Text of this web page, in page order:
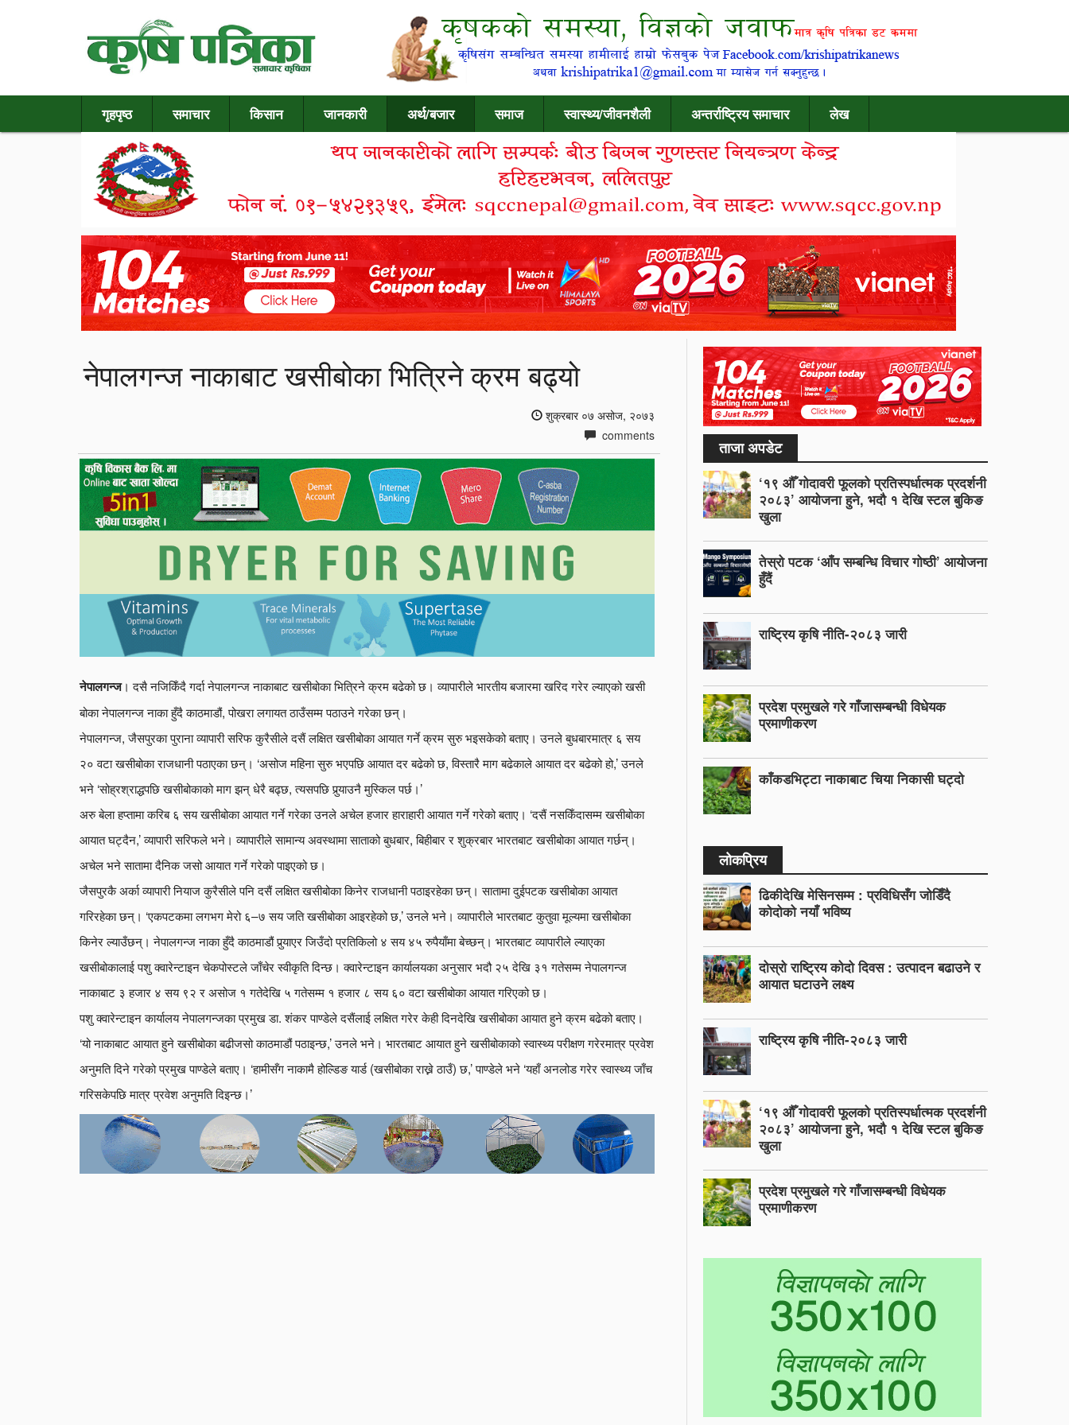
गृहपृष्ठ समाचार किसान जानकारी अर्थ/बजार समाज स्वास्थ्य/जीवनशैली अन्तर्राष्ट्रिय समाचार लेख
नेपालगन्ज नाकाबाट खसीबोका भित्रिने क्रम बढ्यो
शुक्रबार ०७ असोज, २०७३
comments
नेपालगन्ज। दसै नजिकिँदै गर्दा नेपालगन्ज नाकाबाट खसीबोका भित्रिने क्रम बढेको छ। व्यापारीले भारतीय बजारमा खरिद गरेर ल्याएको खसी
बोका नेपालगन्ज नाका हुँदै काठमाडौं, पोखरा लगायत ठाउँसम्म पठाउने गरेका छन्।
नेपालगन्ज, जैसपुरका पुराना व्यापारी सरिफ कुरैसीले दसैं लक्षित खसीबोका आयात गर्ने क्रम सुरु भइसकेको बताए। उनले बुधबारमात्र ६ सय
२० वटा खसीबोका राजधानी पठाएका छन्। ‘असोज महिना सुरु भएपछि आयात दर बढेको छ, विस्तारै माग बढेकाले आयात दर बढेको हो,’ उनले
भने ‘सोह्रश्राद्धपछि खसीबोकाको माग झन् धेरै बढ्छ, त्यसपछि पुर्‍याउनै मुस्किल पर्छ।’
अरु बेला हप्तामा करिब ६ सय खसीबोका आयात गर्ने गरेका उनले अचेल हजार हाराहारी आयात गर्ने गरेको बताए। ‘दसैं नसकिँदासम्म खसीबोका
आयात घट्दैन,’ व्यापारी सरिफले भने। व्यापारीले सामान्य अवस्थामा साताको बुधबार, बिहीबार र शुक्रबार भारतबाट खसीबोका आयात गर्छन्।
अचेल भने सातामा दैनिक जसो आयात गर्ने गरेको पाइएको छ।
जैसपुरकै अर्का व्यापारी नियाज कुरैसीले पनि दसैं लक्षित खसीबोका किनेर राजधानी पठाइरहेका छन्। सातामा दुईपटक खसीबोका आयात
गरिरहेका छन्। ‘एकपटकमा लगभग मेरो ६–७ सय जति खसीबोका आइरहेको छ,’ उनले भने। व्यापारीले भारतबाट कुतुवा मूल्यमा खसीबोका
किनेर ल्याउँछन्। नेपालगन्ज नाका हुँदै काठमाडौं पुर्‍याएर जिउँदो प्रतिकिलो ४ सय ४५ रुपैयाँमा बेच्छन्। भारतबाट व्यापारीले ल्याएका
खसीबोकालाई पशु क्वारेन्टाइन चेकपोस्टले जाँचेर स्वीकृति दिन्छ। क्वारेन्टाइन कार्यालयका अनुसार भदौ २५ देखि ३१ गतेसम्म नेपालगन्ज
नाकाबाट ३ हजार ४ सय ९२ र असोज १ गतेदेखि ५ गतेसम्म १ हजार ८ सय ६० वटा खसीबोका आयात गरिएको छ।
पशु क्वारेन्टाइन कार्यालय नेपालगन्जका प्रमुख डा. शंकर पाण्डेले दसैंलाई लक्षित गरेर केही दिनदेखि खसीबोका आयात हुने क्रम बढेको बताए।
‘यो नाकाबाट आयात हुने खसीबोका बढीजसो काठमाडौं पठाइन्छ,’ उनले भने। भारतबाट आयात हुने खसीबोकाको स्वास्थ्य परीक्षण गरेरमात्र प्रवेश
अनुमति दिने गरेको प्रमुख पाण्डेले बताए। ‘हामीसँग नाकामै होल्डिङ यार्ड (खसीबोका राख्ने ठाउँ) छ,’ पाण्डेले भने ‘यहाँ अनलोड गरेर स्वास्थ्य जाँच
गरिसकेपछि मात्र प्रवेश अनुमति दिइन्छ।’
ताजा अपडेट
‘१९ औँ गोदावरी फूलको प्रतिस्पर्धात्मक प्रदर्शनी
२०८३’ आयोजना हुने, भदौ १ देखि स्टल बुकिङ
खुला
तेस्रो पटक ‘आँप सम्बन्धि विचार गोष्ठी’ आयोजना
हुँदैं
राष्ट्रिय कृषि नीति-२०८३ जारी
प्रदेश प्रमुखले गरे गाँजासम्बन्धी विधेयक
प्रमाणीकरण
काँकडभिट्टा नाकाबाट चिया निकासी घट्दो
लोकप्रिय
ढिकीदेखि मेसिनसम्म : प्रविधिसँग जोडिँदै
कोदोको नयाँ भविष्य
दोस्रो राष्ट्रिय कोदो दिवस : उत्पादन बढाउने र
आयात घटाउने लक्ष्य
राष्ट्रिय कृषि नीति-२०८३ जारी
‘१९ औँ गोदावरी फूलको प्रतिस्पर्धात्मक प्रदर्शनी
२०८३’ आयोजना हुने, भदौ १ देखि स्टल बुकिङ
खुला
प्रदेश प्रमुखले गरे गाँजासम्बन्धी विधेयक
प्रमाणीकरण